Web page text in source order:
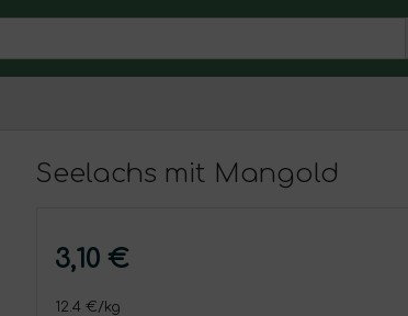
Seelachs mit Mangold
3,10 €
12.4 €/kg